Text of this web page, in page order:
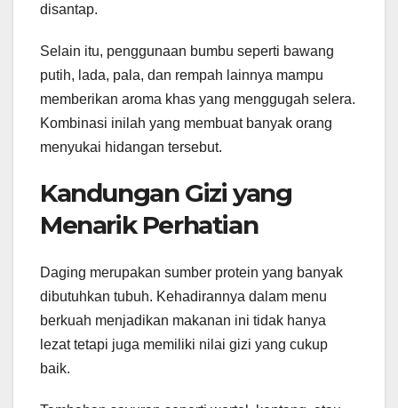
disantap.
Selain itu, penggunaan bumbu seperti bawang
putih, lada, pala, dan rempah lainnya mampu
memberikan aroma khas yang menggugah selera.
Kombinasi inilah yang membuat banyak orang
menyukai hidangan tersebut.
Kandungan Gizi yang
Menarik Perhatian
Daging merupakan sumber protein yang banyak
dibutuhkan tubuh. Kehadirannya dalam menu
berkuah menjadikan makanan ini tidak hanya
lezat tetapi juga memiliki nilai gizi yang cukup
baik.